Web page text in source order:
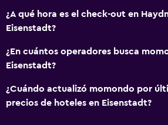
¿A qué hora es el check-out en
Eisenstadt?
¿En cuántos operadores busca
Eisenstadt?
¿Cuándo actualizó momondo por
precios de hoteles en Eisenstadt?